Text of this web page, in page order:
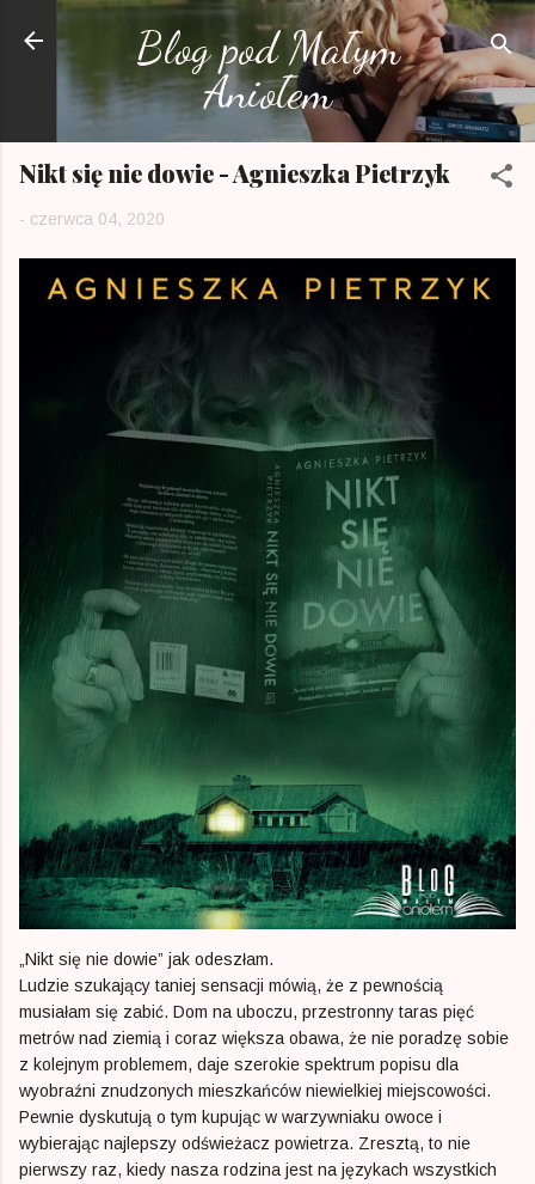
Przejdź do głównej zawartości
Blog pod Małym
Aniołem
Nikt się nie dowie - Agnieszka Pietrzyk
- czerwca 04, 2020
„Nikt się nie dowie” jak odeszłam.
Ludzie szukający taniej sensacji mówią, że z pewnością
musiałam się zabić. Dom na uboczu, przestronny taras pięć
metrów nad ziemią i coraz większa obawa, że nie poradzę sobie
z kolejnym problemem, daje szerokie spektrum popisu dla
wyobraźni znudzonych mieszkańców niewielkiej miejscowości.
Pewnie dyskutują o tym kupując w warzywniaku owoce i
wybierając najlepszy odświeżacz powietrza. Zresztą, to nie
pierwszy raz, kiedy nasza rodzina jest na językach wszystkich